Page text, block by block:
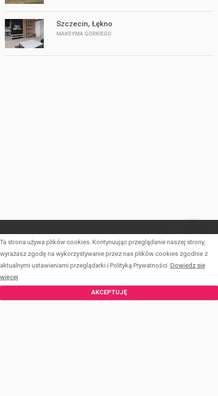
Szczecin, Łękno
MAKSYMA GORKIEGO
LISTA OFERT
OFERTY SPECJALNE
KALKULATOR
Ta strona używa plików cookies. Kontynuując przeglądanie naszej strony,
wyrażasz zgodę na wykorzystywanie przez nas plików cookies zgodnie z
aktualnymi ustawieniami przeglądarki i Polityką Prywatności. Dowiedz się
więcej
AKCEPTUJĘ
Hej! Chętnie Ci pomogę